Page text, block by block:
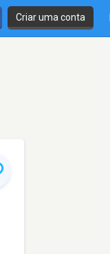
Criar uma conta